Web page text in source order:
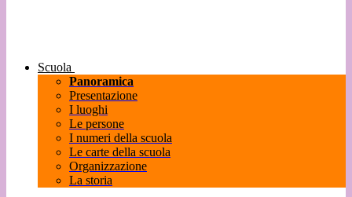
Scuola
Panoramica
Presentazione
I luoghi
Le persone
I numeri della scuola
Le carte della scuola
Organizzazione
La storia